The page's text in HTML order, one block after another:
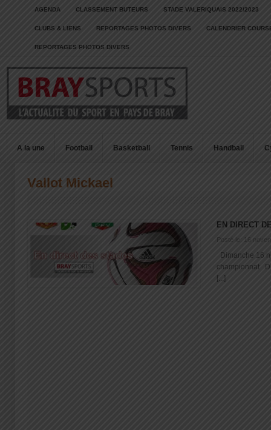
AGENDA CLASSEMENT BUTEURS STADE VALERIQUAIS 2022/2023
CLUBS & LIENS REPORTAGES PHOTOS DIVERS CALENDRIER
REPORTAGES PHOTOS DIVERS
A la une Football Basketball Tennis Handball
Vallot Mickael
EN DIRECT
Posté le: 16
Dimanche 16
championnat
[...]